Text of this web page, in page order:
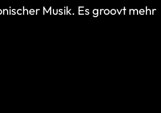
Musik. Es groovt mehr